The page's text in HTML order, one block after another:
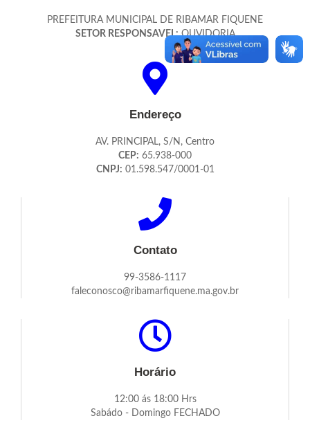
PREFEITURA MUNICIPAL DE RIBAMAR FIQUENE
SETOR RESPONSAVEL: OUVIDORIA
Endereço
AV. PRINCIPAL, S/N, Centro
CEP: 65.938-000
CNPJ: 01.598.547/0001-01
Contato
99-3586-1117
faleconosco@ribamarfiquene.ma.gov.br
Horário
12:00 ás 18:00 Hrs
Sabádo - Domingo FECHADO